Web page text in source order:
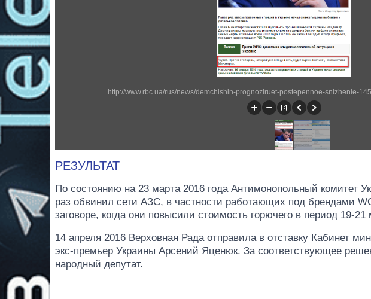
http://www.rbc.ua/rus/news/demchishin-prognoziruet-postepennoe-snizhenie-
РЕЗУЛЬТАТ
По состоянию на 23 марта 2016 года Антимонопольный комитет
раз обвинил сети АЗС, в частности работающих под брендами
заговоре, когда они повысили стоимость горючего в период 19-21
14 апреля 2016 Верховная Рада отправила в отставку Кабинет
экс-премьер Украины Арсений Яценюк. За соответствующее
народный депутат.